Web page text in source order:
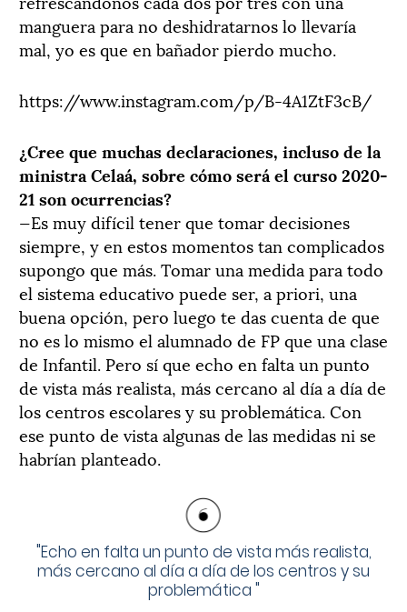
manguera para no deshidratarnos lo llevaría
mal, yo es que en bañador pierdo mucho.
https://www.instagram.com/p/B-4A1ZtF3cB/
¿Cree que muchas declaraciones, incluso de la
ministra Celaá, sobre cómo será el curso 2020-
21 son ocurrencias?
—Es muy difícil tener que tomar decisiones
siempre, y en estos momentos tan complicados
supongo que más. Tomar una medida para todo
el sistema educativo puede ser, a priori, una
buena opción, pero luego te das cuenta de que
no es lo mismo el alumnado de FP que una clase
de Infantil. Pero sí que echo en falta un punto
de vista más realista, más cercano al día a día de
los centros escolares y su problemática. Con
ese punto de vista algunas de las medidas ni se
habrían planteado.
"Echo en falta un punto de vista más realista,
más cercano al día a día de los centros y su
problemática "